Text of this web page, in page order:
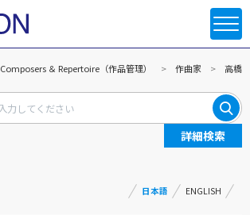
Composers ＆ Repertoire（作品管理） 作曲家 高橋
詳細検索
日本語 ENGLISH